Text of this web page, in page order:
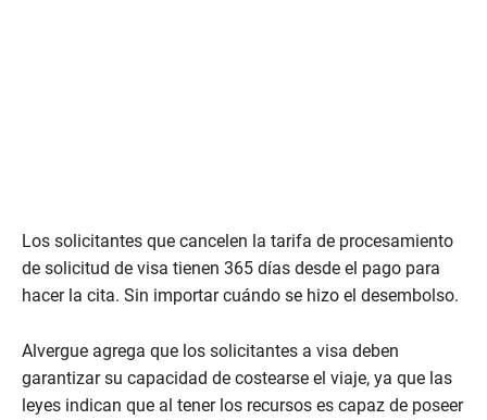
Los solicitantes que cancelen la tarifa de procesamiento
de solicitud de visa tienen 365 días desde el pago para
hacer la cita. Sin importar cuándo se hizo el desembolso.
Alvergue agrega que los solicitantes a visa deben
garantizar su capacidad de costearse el viaje, ya que las
leyes indican que al tener los recursos es capaz de poseer